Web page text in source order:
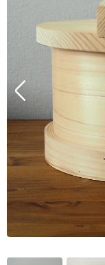
プロキッ
山一 マ